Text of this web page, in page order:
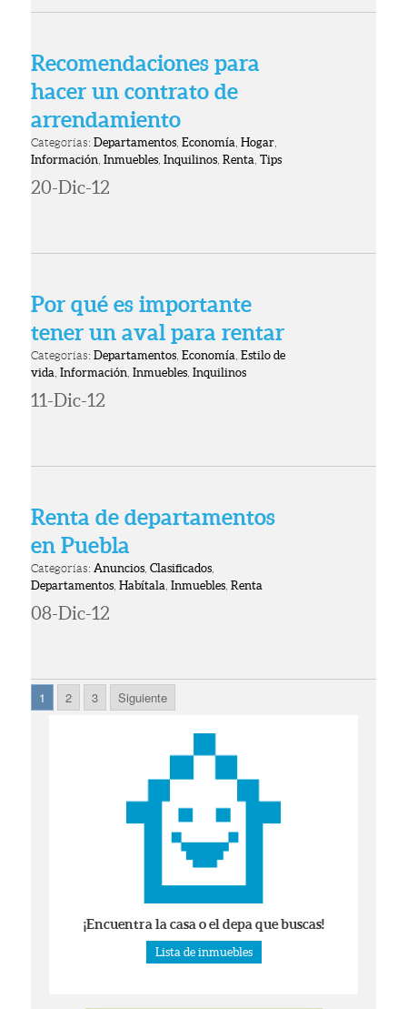
Recomendaciones para
hacer un contrato de
arrendamiento
Categorías:Departamentos ,Economía ,Hogar
Información ,Inmuebles ,Inquilinos ,Renta ,Tips
20-Dic-12
Por qué es importante
tener un aval para rentar
Categorías:Departamentos,Economía,Estilo de
vida,Información,Inmuebles,Inquilinos
11-Dic-12
Renta de departamentos
en Puebla
Categorías:Anuncios,Clasificados,
Departamentos,Habítala,Inmuebles,Renta
08-Dic-12
1 2 3 Siguiente
¡Encuentra la casa o el depa que buscas!
Lista de inmuebles